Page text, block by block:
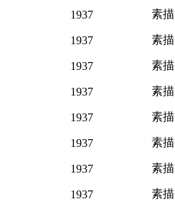
1937 素描
1937 素描
1937 素描
1937 素描
1937 素描
1937 素描
1937 素描
1937 素描